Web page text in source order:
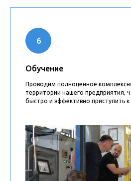
Обучение
Проводим полноценное
территории нашего предприятия,
быстро и эффективно приступить